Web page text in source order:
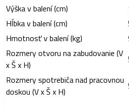
Výška v balení (cm)
Hĺbka v balení (cm)
Hmotnosť v balení (kg)
Rozmery otvoru na zabudovanie (V
x Š x H)
Rozmery spotrebiča nad pracovnou
doskou (V x Š x H)